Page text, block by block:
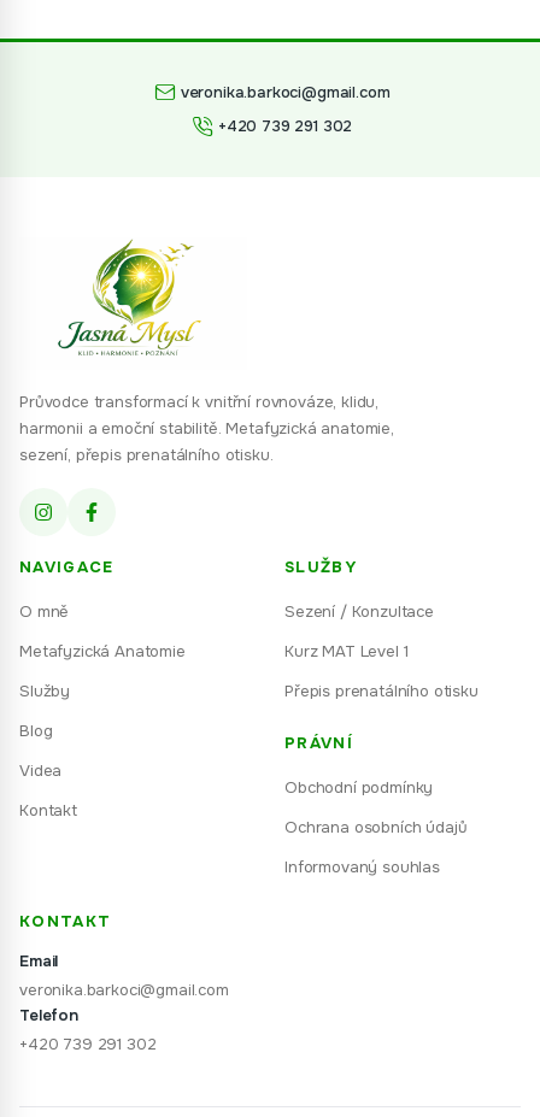
veronika.barkoci@gmail.com
+420 739 291 302
Průvodce transformací k vnitřní rovnováze, klidu,
harmonii a emoční stabilitě. Metafyzická anatomie,
sezení, přepis prenatálního otisku.
NAVIGACE
O mně
Metafyzická Anatomie
Služby
Blog
Videa
Kontakt
SLUŽBY
Sezení / Konzultace
Kurz MAT Level 1
Přepis prenatálního otisku
PRÁVNÍ
Obchodní podmínky
Ochrana osobních údajů
Informovaný souhlas
KONTAKT
Email
veronika.barkoci@gmail.com
Telefon
+420 739 291 302